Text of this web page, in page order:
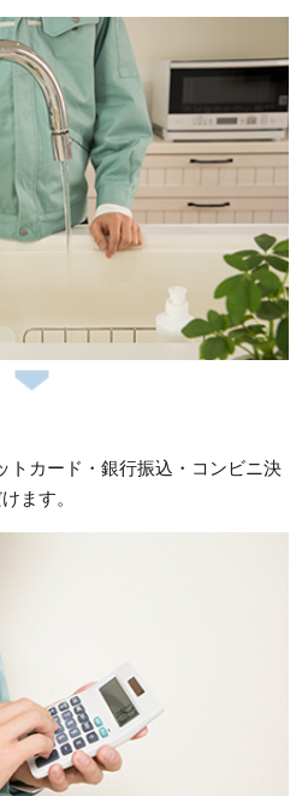
トカード・銀行振込・コンビニ決
ます。